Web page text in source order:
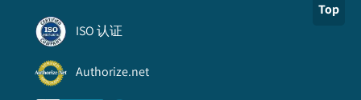
Top
ISO 认证
Authorize.net